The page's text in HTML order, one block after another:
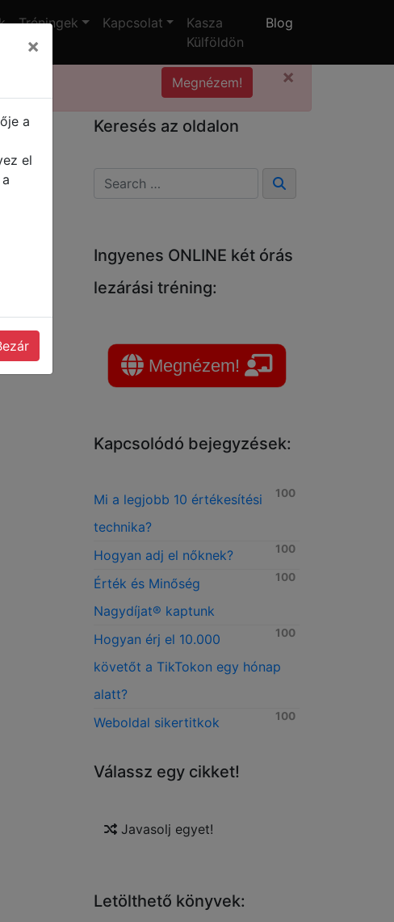
×
a
el
Tréningek Kapcsolat
Kasza
Külföldön
Blog
Megnézem! ×
Keresés az oldalon
Ingyenes ONLINE két órás
lezárási tréning:
Megnézem!
Kapcsolódó bejegyzések:
100
Mi a legjobb 10 értékesítési
technika?
100
Hogyan adj el nőknek?
100
Érték és Minőség
Nagydíjat® kaptunk
100
Hogyan érj el 10.000
követőt a TikTokon egy hónap
alatt?
100
Weboldal sikertitkok
Válassz egy cikket!
Javasolj egyet!
Letölthető könyvek: